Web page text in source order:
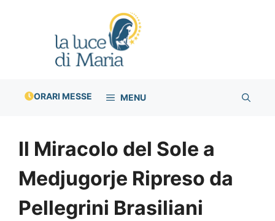
ORARI MESSE MENU
Il Miracolo del Sole a
Medjugorje Ripreso da
Pellegrini Brasiliani